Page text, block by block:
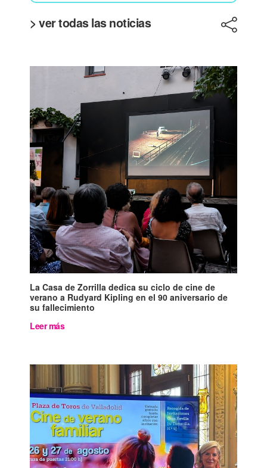
> ver todas las noticias
La Casa de Zorrilla dedica su ciclo de cine de
verano a Rudyard Kipling en el 90 aniversario de
su fallecimiento
Leer más